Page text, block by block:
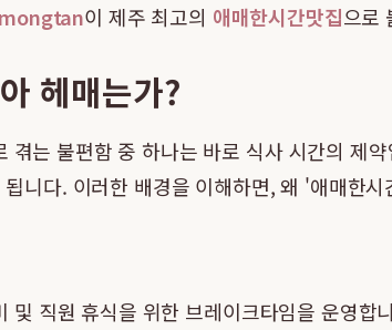
mongtan이 제주 최고의 애매한시간맛집으로
헤매는가?
는 불편함 중 하나는 바로 식사 시간의 제
니다. 이러한 배경을 이해하면, 왜 '애매한
직원 휴식을 위한 브레이크타임을 운영